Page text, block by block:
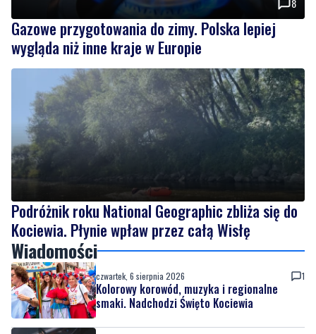
8
Gazowe przygotowania do zimy. Polska lepiej
wygląda niż inne kraje w Europie
Podróżnik roku National Geographic zbliża się do
Kociewia. Płynie wpław przez całą Wisłę
Wiadomości
czwartek, 6 sierpnia 2026 1
Kolorowy korowód, muzyka i regionalne
smaki. Nadchodzi Święto Kociewia